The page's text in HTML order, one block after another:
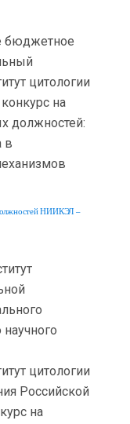
бюджетное
цитологии
на
должностей:
в
НИИКЭЛ –
цитологии
Российской
на